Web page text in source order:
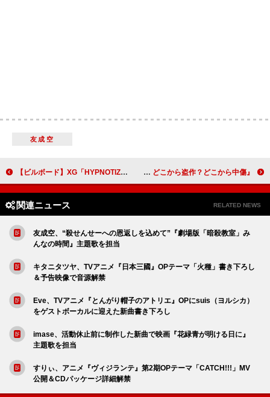
友成空
【ビルボード】XG「HYPNOTIZE」6か国で1位、槇原敬之「もう恋なんてしない」がインドネシアで上昇 『ポップカルチャーを愛し続けるための法律入門 どこから盗作？どこから中傷？』3/19発売へ
関連ニュース RELATED NEWS
友成空、“殺せんせーへの恩返しを込めて”『劇場版「暗殺教室」み
んなの時間』主題歌を担当
キタニタツヤ、TVアニメ『日本三國』OPテーマ「火種」書き下ろし
＆予告映像で音源解禁
Eve、TVアニメ『とんがり帽子のアトリエ』OPにsuis（ヨルシカ）
をゲストボーカルに迎えた新曲書き下ろし
imase、活動休止前に制作した新曲で映画『花緑青が明ける日に』
主題歌を担当
すりぃ、アニメ『ヴィジランテ』第2期OPテーマ「CATCH!!!」MV
公開＆CDパッケージ詳細解禁